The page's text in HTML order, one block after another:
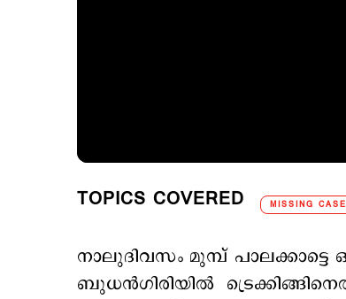
TOPICS COVERED MISSING CASE
നാലുദിവസം മുമ്പ്
ബുധന്‍ഗിരിയില്‍